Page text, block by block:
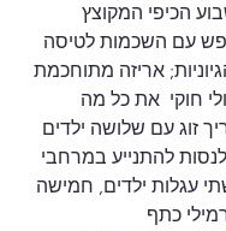
הכיפי המקוצץ
עם השכמות לטיסה
אריזה מתוחכמת
חוקי  את כל מה
זוג עם שלושה ילדים
להתנייע במרחבי
עגלות ילדים, חמישה
כתף